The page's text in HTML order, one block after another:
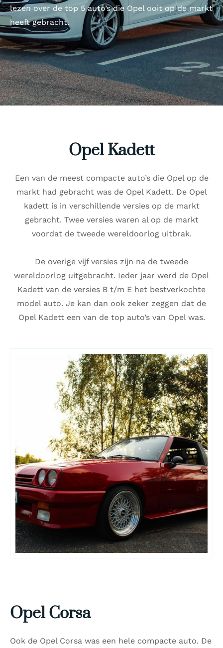
lezen over de top 5 auto’s die Opel ooit op de markt
heeft gebracht.
Opel Kadett
Een van de meest compacte auto’s die Opel op de
markt had gebracht was de Opel Kadett. De Opel
kadett is in verschillende versies op de markt
gebracht. Twee versies waren al op de markt
voordat de tweede wereldoorlog uitbrak.
De overige vijf versies zijn na de tweede
wereldoorlog uitgebracht. Ieder jaar werd de Opel
Kadett van de versies B t/m E het bestverkochte
model auto. Je kan dan ook zeker zeggen dat de
Opel Kadett een van de top auto’s van Opel was.
Opel Corsa
Ook de Opel Corsa was een hele compacte auto. De